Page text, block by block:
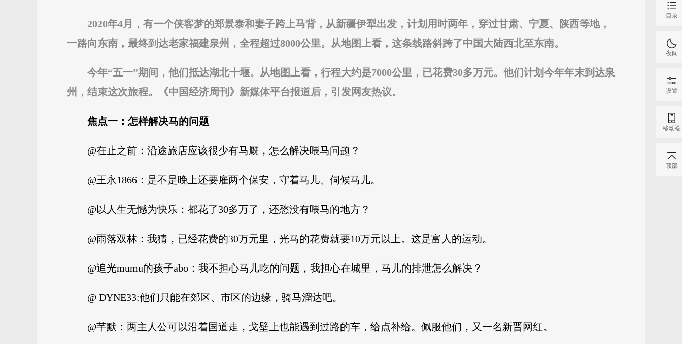
2020年4月，有一个侠客梦的郑景泰和妻子跨上马背，从新疆伊犁出发，计划用时两年，穿过甘肃、宁夏、陕西等地，
一路向东南，最终到达老家福建泉州，全程超过8000公里。从地图上看，这条线路斜跨了中国大陆西北至东南。
今年“五一”期间，他们抵达湖北十堰。从地图上看，行程大约是7000公里，已花费30多万元。他们计划今年年末到达泉
州，结束这次旅程。《中国经济周刊》新媒体平台报道后，引发网友热议。
焦点一：怎样解决马的问题
@在止之前：沿途旅店应该很少有马厩，怎么解决喂马问题？
@王永1866：是不是晚上还要雇两个保安，守着马儿、伺候马儿。
@以人生无憾为快乐：都花了30多万了，还愁没有喂马的地方？
@雨落双林：我猜，已经花费的30万元里，光马的花费就要10万元以上。这是富人的运动。
@追光mumu的孩子abo：我不担心马儿吃的问题，我担心在城里，马儿的排泄怎么解决？
@ DYNE33:他们只能在郊区、市区的边缘，骑马溜达吧。
@芊默：两主人公可以沿着国道走，戈壁上也能遇到过路的车，给点补给。佩服他们，又一名新晋网红。
目录
夜间
设置
移动端
顶部